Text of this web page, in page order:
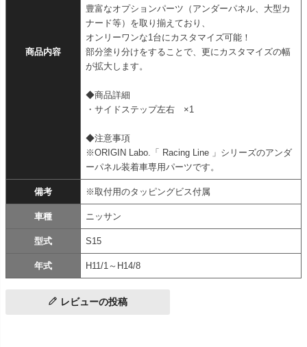
商品内容
豊富なオプションパーツ（アンダーパネル、大型カ
ナード等）を取り揃えており、
オンリーワンな1台にカスタマイズ可能！
部分塗り分けをすることで、更にカスタマイズの幅
が拡大します。
◆商品詳細
・サイドステップ左右 ×1
◆注意事項
※ORIGIN Labo.「 Racing Line 」シリーズのアンダ
ーパネル装着車専用パーツです。
備考 ※取付用のタッピングビス付属
車種 ニッサン
型式 S15
年式 H11/1～H14/8
レビューの投稿